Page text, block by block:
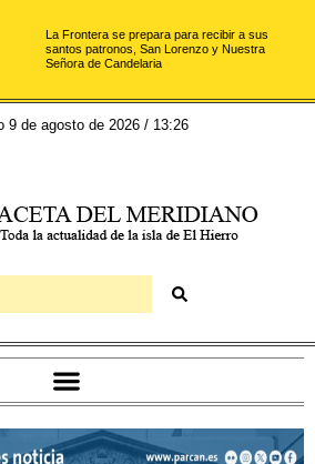
La Frontera se prepara para recibir a sus
santos patronos, San Lorenzo y Nuestra
Señora de Candelaria
9 de agosto de 2026 / 13:26